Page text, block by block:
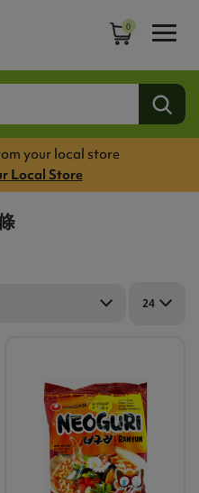
0
your local store
Local Store
24